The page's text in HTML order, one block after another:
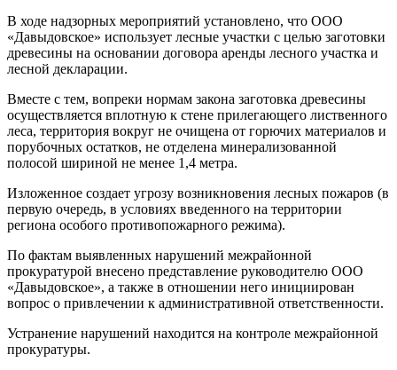
В ходе надзорных мероприятий установлено, что ООО
«Давыдовское» использует лесные участки с целью заготовки
древесины на основании договора аренды лесного участка и
лесной декларации.
Вместе с тем, вопреки нормам закона заготовка древесины
осуществляется вплотную к стене прилегающего лиственного
леса, территория вокруг не очищена от горючих материалов и
порубочных остатков, не отделена минерализованной
полосой шириной не менее 1,4 метра.
Изложенное создает угрозу возникновения лесных пожаров (в
первую очередь, в условиях введенного на территории
региона особого противопожарного режима).
По фактам выявленных нарушений межрайонной
прокуратурой внесено представление руководителю ООО
«Давыдовское», а также в отношении него инициирован
вопрос о привлечении к административной ответственности.
Устранение нарушений находится на контроле межрайонной
прокуратуры.